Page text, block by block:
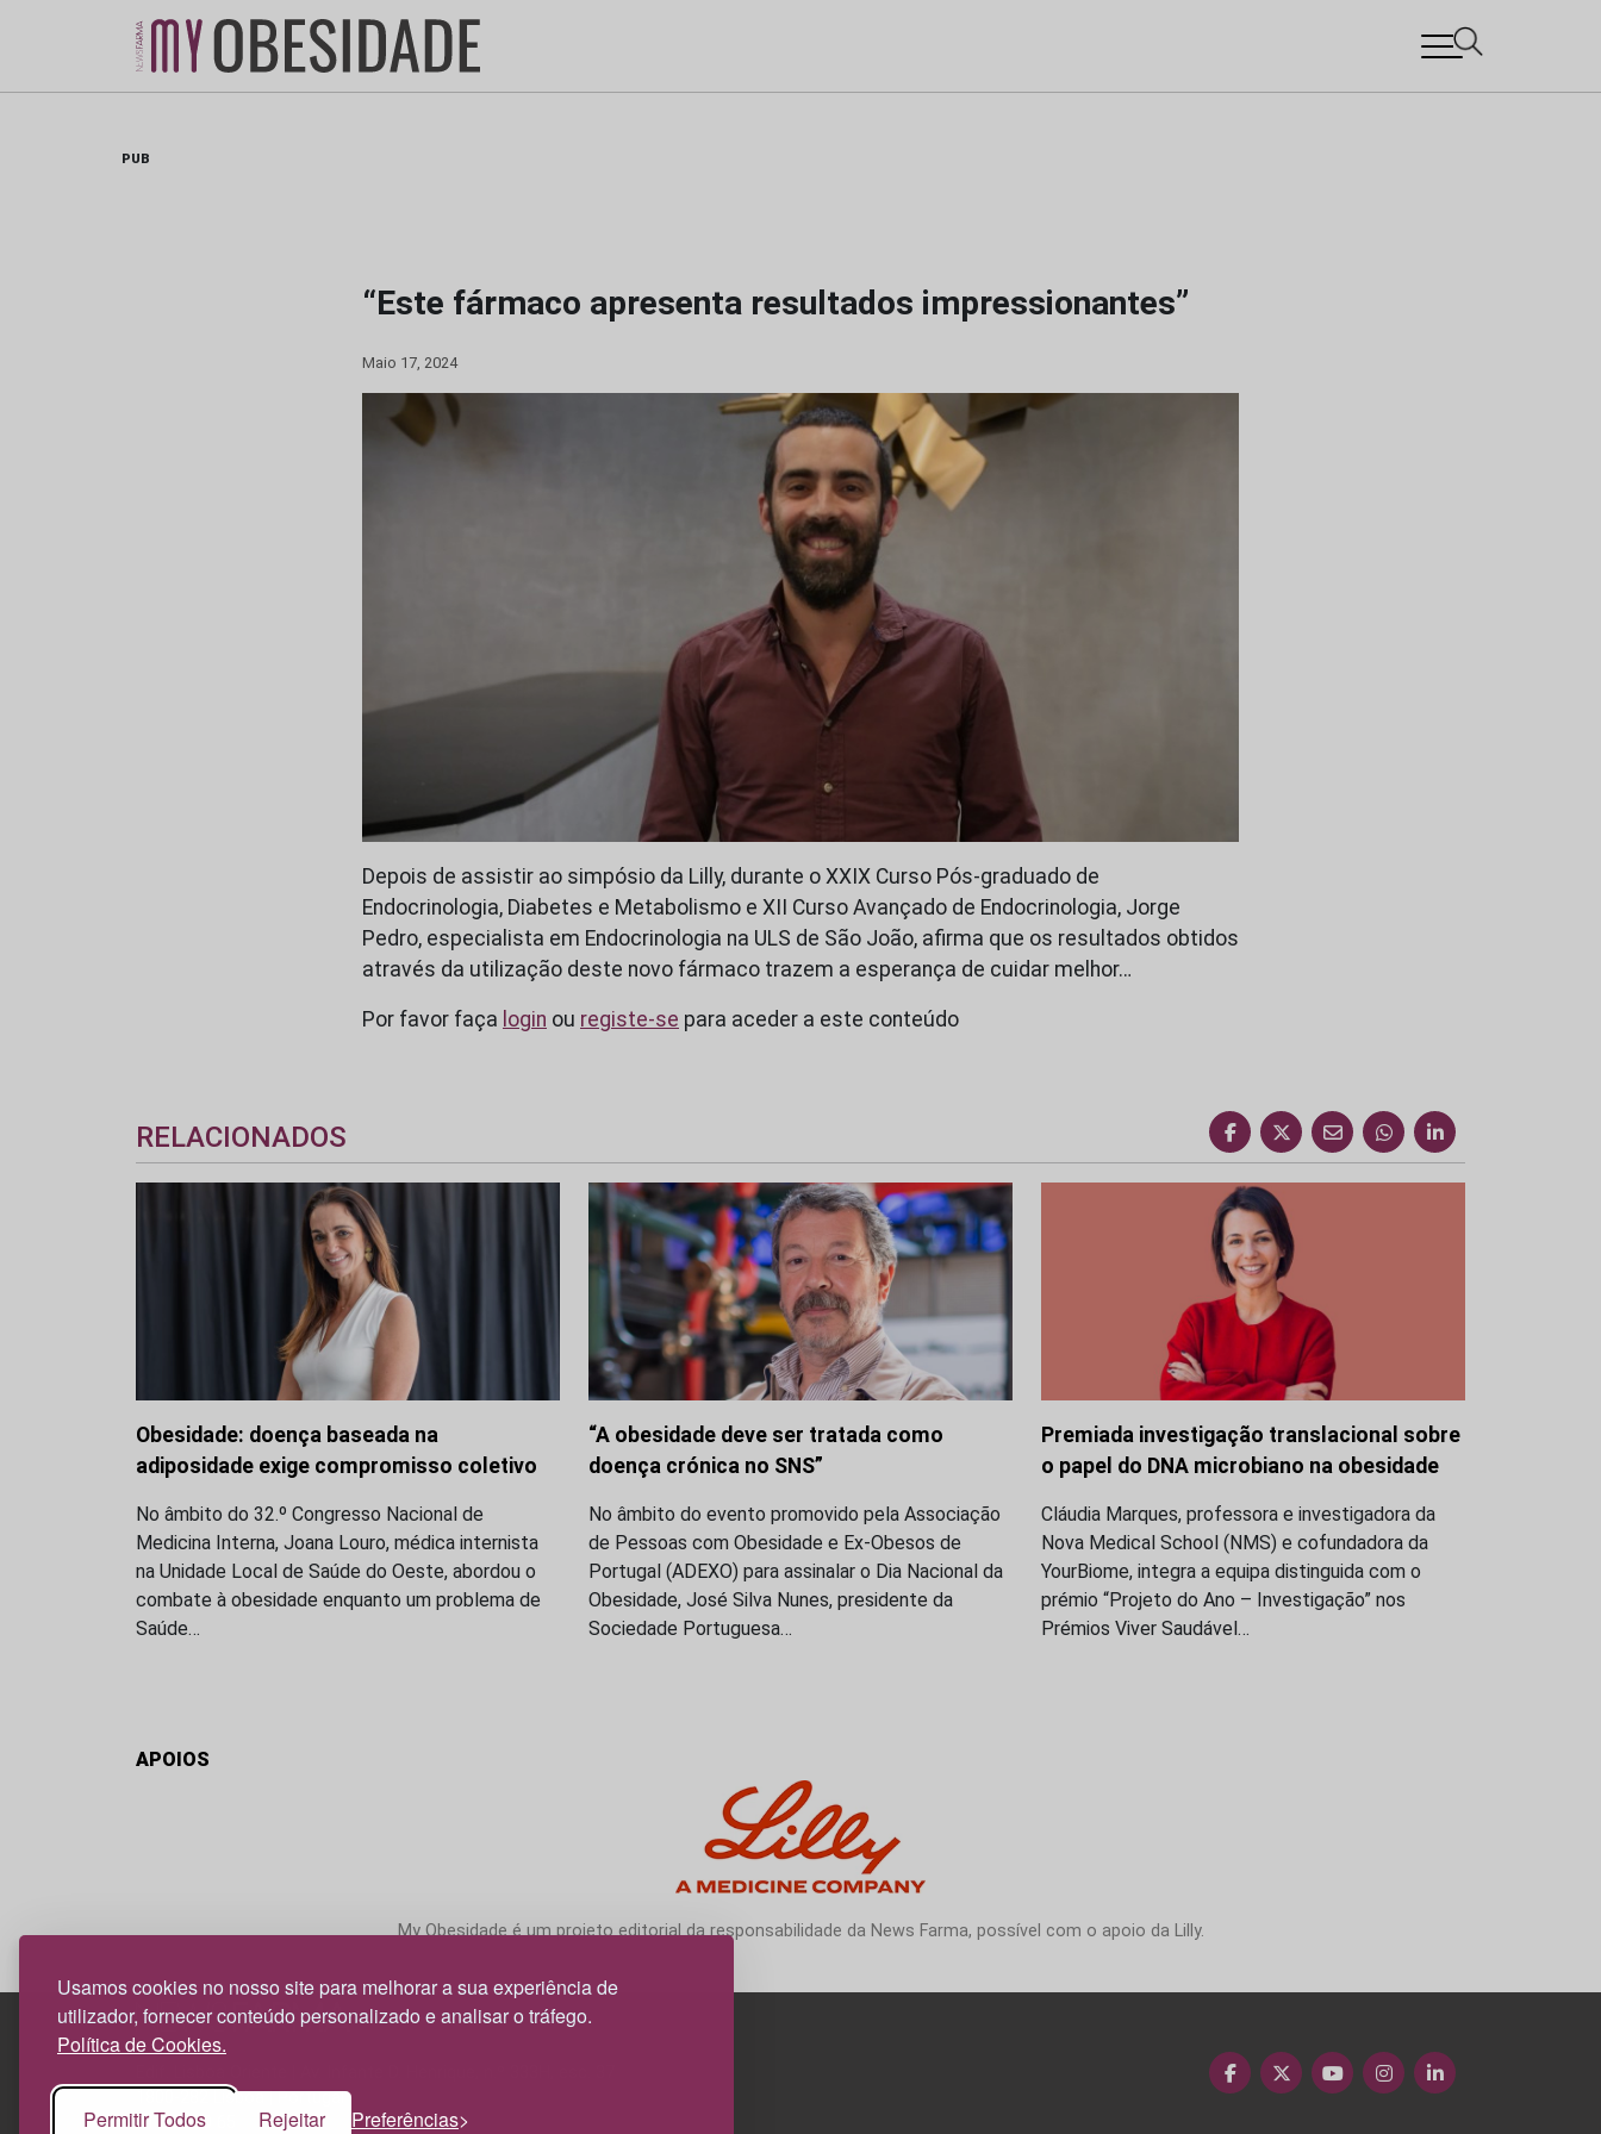
Usamos cookies no nosso site para melhorar a sua experiência de
utilizador, fornecer conteúdo personalizado e analisar o tráfego.
Política de Cookies.
Permitir Todos Rejeitar Preferências
PUB
“Este fármaco apresenta resultados impressionantes”
Maio 17, 2024
Depois de assistir ao simpósio da Lilly, durante o XXIX Curso Pós-graduado de
Endocrinologia, Diabetes e Metabolismo e XII Curso Avançado de Endocrinologia, Jorge
Pedro, especialista em Endocrinologia na ULS de São João, afirma que os resultados obtidos
através da utilização deste novo fármaco trazem a esperança de cuidar melhor…
Por favor faça login ou registe-se para aceder a este conteúdo
RELACIONADOS
Obesidade: doença baseada na
adiposidade exige compromisso coletivo
No âmbito do 32.º Congresso Nacional de
Medicina Interna, Joana Louro, médica internista
na Unidade Local de Saúde do Oeste, abordou o
combate à obesidade enquanto um problema de
Saúde…
“A obesidade deve ser tratada como
doença crónica no SNS”
No âmbito do evento promovido pela Associação
de Pessoas com Obesidade e Ex-Obesos de
Portugal (ADEXO) para assinalar o Dia Nacional da
Obesidade, José Silva Nunes, presidente da
Sociedade Portuguesa…
Premiada investigação translacional sobre
o papel do DNA microbiano na obesidade
Cláudia Marques, professora e investigadora da
Nova Medical School (NMS) e cofundadora da
YourBiome, integra a equipa distinguida com o
prémio “Projeto do Ano – Investigação” nos
Prémios Viver Saudável…
APOIOS
My Obesidade é um projeto editorial da responsabilidade da News Farma, possível com o apoio da Lilly.
1800-282 Lisboa | Portugal
21 850 40 65